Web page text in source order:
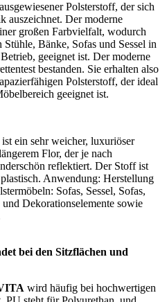
Polsterstoff, der sich
auszeichnet. Der moderne
großen Farbvielfalt, wodurch
Bänke, Sofas und Sessel in
geeignet ist. Der moderne
bestanden. Sie erhalten also
Polsterstoff, der ideal
geeignet ist.
ein sehr weicher, luxuriöser
Flor, der je nach
reflektiert. Der Stoff ist
Anwendung: Herstellung
Sofas, Sessel, Sofas,
Dekorationselemente sowie
bei den Sitzflächen und
wird häufig bei hochwertigen